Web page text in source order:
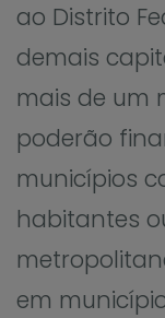
ao Distrito
demais
mais de um
poderão
municípios
habitantes
em